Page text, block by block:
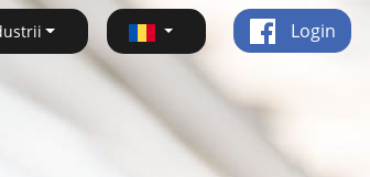
Login